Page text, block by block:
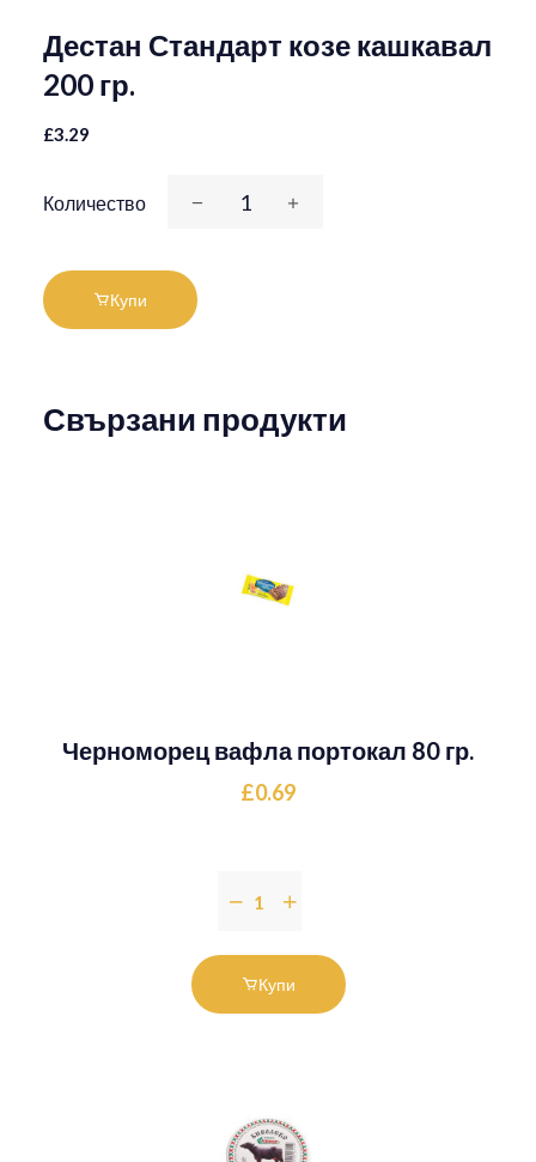
Дестан Стандарт козе кашкавал
200 гр.
£3.29
Количество
Купи
Свързани продукти
Черноморец вафла портокал 80 гр.
£0.69
Купи